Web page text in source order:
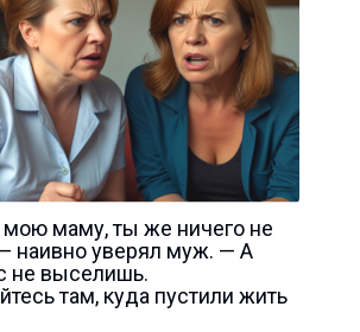
маму, ты же ничего не
наивно уверял муж. — А
не выселишь.
там, куда пустили жить